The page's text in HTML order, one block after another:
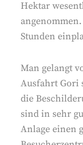
Hektar
Stunden
Man gelangt
Ausfahrt Gori
die
sind in sehr
Anlage einen